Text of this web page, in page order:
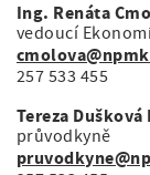
Ing. Renáta
vedoucí
257 533 455
Tereza
průvodkyně